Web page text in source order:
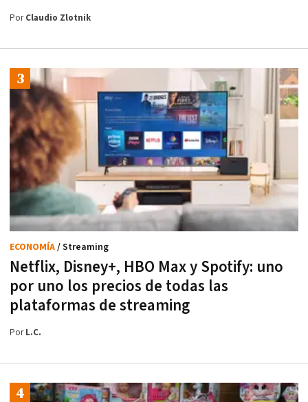
PorClaudio Zlotnik
Netflix, Disney+, HBO Max y Spotify: uno
por uno los precios de todas las
plataformas de streaming
ECONOMÍA/ Streaming
PorL.C.